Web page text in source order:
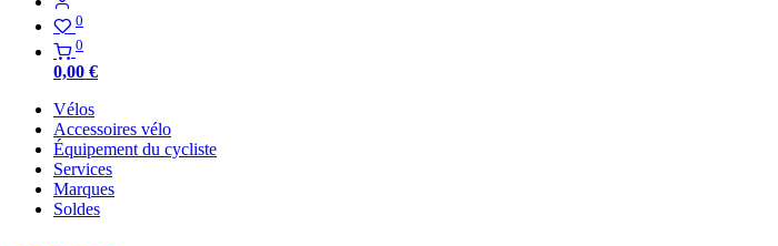
0
0
0,00 €
Vélos
Accessoires vélo
Équipement du cycliste
Services
Marques
Soldes